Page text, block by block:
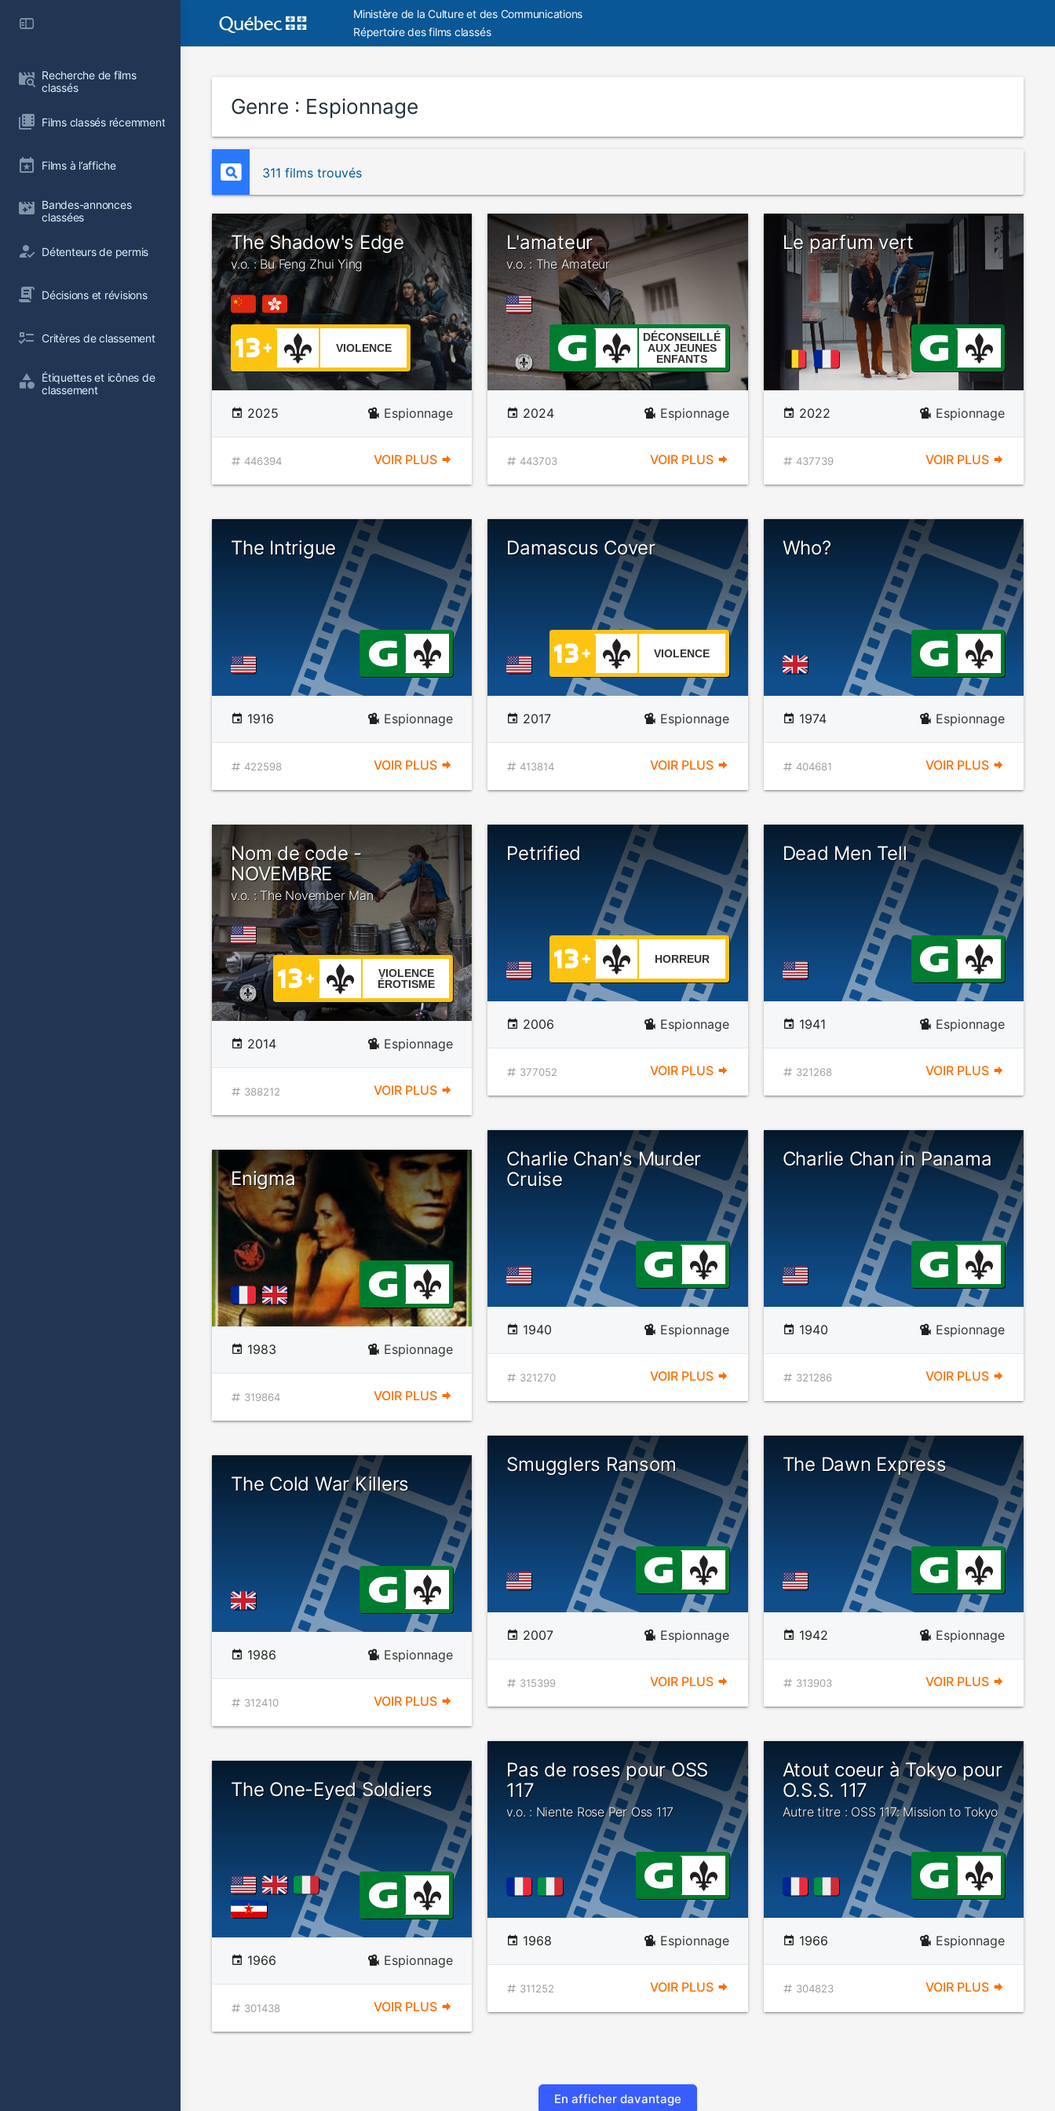
Recherche de films
classés
Films classés récemment
Films à l’affiche
Bandes-annonces
classées
Détenteurs de permis
Décisions et révisions
Critères de classement
Étiquettes et icônes de
classement
Ministère de la Culture et des Communications
Répertoire des films classés
Genre : Espionnage
311 films trouvés
The Shadow's Edge
v.o. : Bu Feng Zhui Ying
VIOLENCE
2025 Espionnage
446394 VOIR PLUS
L'amateur
v.o. : The Amateur
DÉCONSEILLÉ
AUX JEUNES
ENFANTS
2024 Espionnage
443703 VOIR PLUS
Le parfum vert
2022 Espionnage
437739 VOIR PLUS
The Intrigue
1916 Espionnage
422598 VOIR PLUS
Damascus Cover
VIOLENCE
2017 Espionnage
413814 VOIR PLUS
Who?
1974 Espionnage
404681 VOIR PLUS
Nom de code -
NOVEMBRE
v.o. : The November Man
VIOLENCE
ÉROTISME
2014 Espionnage
388212 VOIR PLUS
Petrified
HORREUR
2006 Espionnage
377052 VOIR PLUS
Dead Men Tell
1941 Espionnage
321268 VOIR PLUS
Charlie Chan's Murder
Cruise
1940 Espionnage
321270 VOIR PLUS
Charlie Chan in Panama
1940 Espionnage
321286 VOIR PLUS
Enigma
1983 Espionnage
319864 VOIR PLUS
Smugglers Ransom
2007 Espionnage
315399 VOIR PLUS
The Dawn Express
1942 Espionnage
313903 VOIR PLUS
The Cold War Killers
1986 Espionnage
312410 VOIR PLUS
Pas de roses pour OSS
117
v.o. : Niente Rose Per Oss 117
1968 Espionnage
311252 VOIR PLUS
Atout coeur à Tokyo pour
O.S.S. 117
Autre titre : OSS 117: Mission to Tokyo
1966 Espionnage
304823 VOIR PLUS
The One-Eyed Soldiers
1966 Espionnage
301438 VOIR PLUS
En afficher davantage